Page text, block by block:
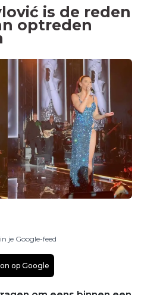
is de reden
optreden
je Google-feed
op Google